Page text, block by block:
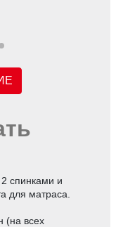
спинками и
для матраса.
(на всех